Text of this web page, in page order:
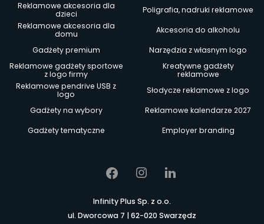
Reklamowe akcesoria dla
dzieci
Poligrafia, nadruki reklamowe
Reklamowe akcesoria dla
domu
Akcesoria do alkoholu
Gadżety premium
Narzędzia z własnym logo
Reklamowe gadżety sportowe
z logo firmy
Kreatywne gadżety
reklamowe
Reklamowe pendrive USB z
logo
Słodycze reklamowe z logo
Gadżety na wybory
Reklamowe kalendarze 2027
Gadżety tematyczne
Employer branding
Infinity Plus Sp. z o.o.
ul. Dworcowa 7 | 62-020 Swarzędz